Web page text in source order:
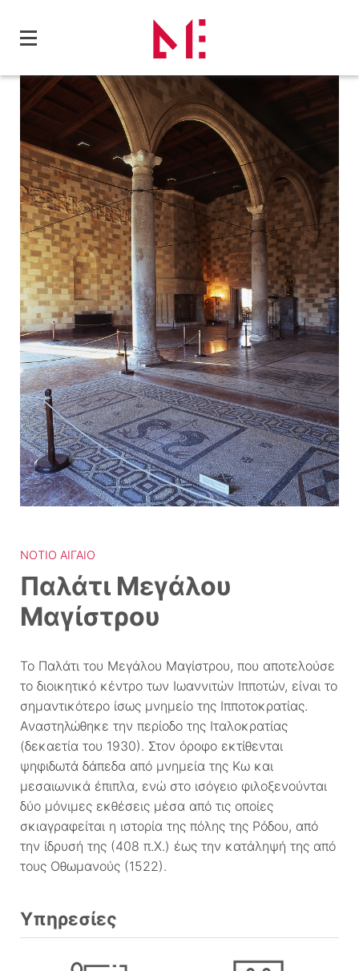
ΝΌΤΙΟ ΑΙΓΑΊΟ
Παλάτι Μεγάλου
Μαγίστρου
Το Παλάτι του Μεγάλου Μαγίστρου, που αποτελούσε
το διοικητικό κέντρο των Ιωαννιτών Ιπποτών, είναι το
σημαντικότερο ίσως μνημείο της Ιπποτοκρατίας.
Αναστηλώθηκε την περίοδο της Ιταλοκρατίας
(δεκαετία του 1930). Στον όροφο εκτίθενται
ψηφιδωτά δάπεδα από μνημεία της Κω και
μεσαιωνικά έπιπλα, ενώ στο ισόγειο φιλοξενούνται
δύο μόνιμες εκθέσεις μέσα από τις οποίες
σκιαγραφείται η ιστορία της πόλης της Ρόδου, από
την ίδρυσή της (408 π.Χ.) έως την κατάληψή της από
τους Οθωμανούς (1522).
Υπηρεσίες